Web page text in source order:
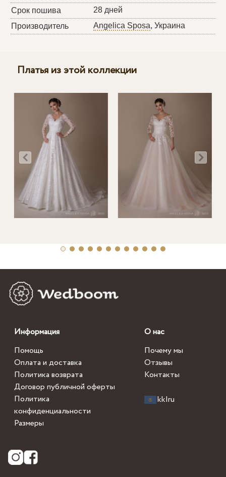
Срок пошива
28 дней
Производитель
Angelica Sposa, Украина
Платья из этой коллекции
Информация
Помощь
Оплата и доставка
Политика возврата
Договор публичной оферты
Политика
конфиденциальности
Размеры
О нас
Почему мы
Отзывы
Контакты
kk|ru